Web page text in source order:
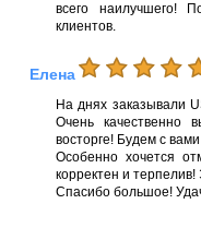
всего наилучшего!
клиентов.
Елена
На днях заказывали
Очень качественно
восторге! Будем с
Особенно хочется
корректен и
Спасибо большое!